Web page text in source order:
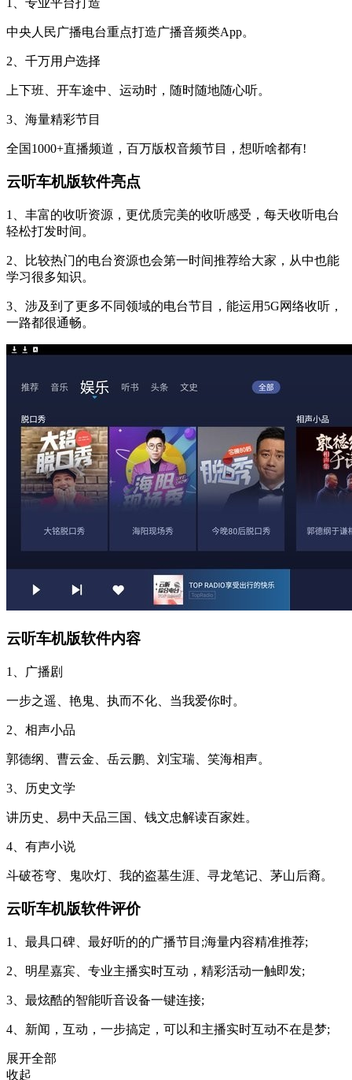
中央人民广播电台重点打造广播音频类App。
2、千万用户选择
上下班、开车途中、运动时，随时随地随心听。
3、海量精彩节目
全国1000+直播频道，百万版权音频节目，想听啥都有!
云听车机版软件亮点
1、丰富的收听资源，更优质完美的收听感受，每天收听电台
轻松打发时间。
2、比较热门的电台资源也会第一时间推荐给大家，从中也能
学习很多知识。
3、涉及到了更多不同领域的电台节目，能运用5G网络收听，
一路都很通畅。
云听车机版软件内容
1、广播剧
一步之遥、艳鬼、执而不化、当我爱你时。
2、相声小品
郭德纲、曹云金、岳云鹏、刘宝瑞、笑海相声。
3、历史文学
讲历史、易中天品三国、钱文忠解读百家姓。
4、有声小说
斗破苍穹、鬼吹灯、我的盗墓生涯、寻龙笔记、茅山后裔。
云听车机版软件评价
1、最具口碑、最好听的的广播节目;海量内容精准推荐;
2、明星嘉宾、专业主播实时互动，精彩活动一触即发;
3、最炫酷的智能听音设备一键连接;
4、新闻，互动，一步搞定，可以和主播实时互动不在是梦;
展开全部
收起